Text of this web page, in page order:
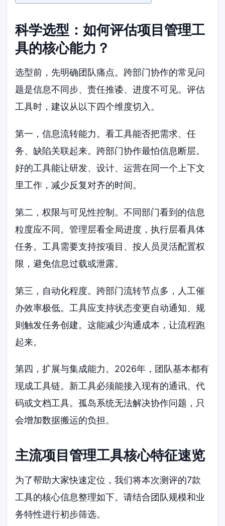
科学选型：如何评估项目管理工
具的核心能力？
选型前，先明确团队痛点。跨部门协作的常见问
题是信息不同步、责任推诿、进度不可见。评估
工具时，建议从以下四个维度切入。
第一，信息流转能力。看工具能否把需求、任
务、缺陷关联起来。跨部门协作最怕信息断层。
好的工具能让研发、设计、运营在同一个上下文
里工作，减少反复对齐的时间。
第二，权限与可见性控制。不同部门看到的信息
粒度应不同。管理层看全局进度，执行层看具体
任务。工具需要支持按项目、按人员灵活配置权
限，避免信息过载或泄露。
第三，自动化程度。跨部门流转节点多，人工催
办效率极低。工具应支持状态变更自动通知、规
则触发任务创建。这能减少沟通成本，让流程跑
起来。
第四，扩展与集成能力。2026年，团队基本都有
现成工具链。新工具必须能接入现有的通讯、代
码或文档工具。孤岛系统无法解决协作问题，只
会增加数据搬运的负担。
主流项目管理工具核心特征速览
为了帮助大家快速定位，我们将本次测评的7款
工具的核心信息整理如下。请结合团队规模和业
务特性进行初步筛选。